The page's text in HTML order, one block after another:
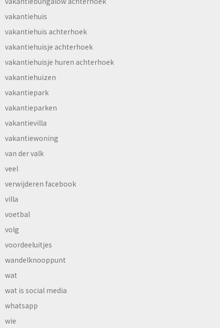
vakantiehuis
vakantiehuis achterhoek
vakantiehuisje achterhoek
vakantiehuisje huren achterhoek
vakantiehuizen
vakantiepark
vakantieparken
vakantievilla
vakantiewoning
van der valk
veel
verwijderen facebook
villa
voetbal
volg
voordeeluitjes
wandelknooppunt
wat
wat is social media
whatsapp
wie